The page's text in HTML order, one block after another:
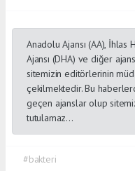
Anadolu Ajansı (AA), İhlas
Ajansı (DHA) ve diğer
sitemizin editörlerinin
çekilmektedir. Bu
geçen ajanslar olup
tutulamaz...
#bakteri